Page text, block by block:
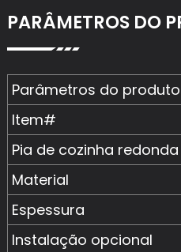
PARÂMETROS DO
Parâmetros do produto
Item#
Pia de cozinha
Material
Espessura
Instalação opcional